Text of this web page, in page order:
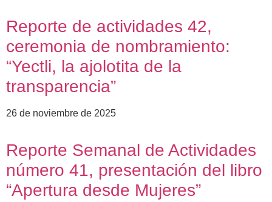
Reporte de actividades 42,
ceremonia de nombramiento:
“Yectli, la ajolotita de la
transparencia”
26 de noviembre de 2025
Reporte Semanal de Actividades
número 41, presentación del libro
“Apertura desde Mujeres”